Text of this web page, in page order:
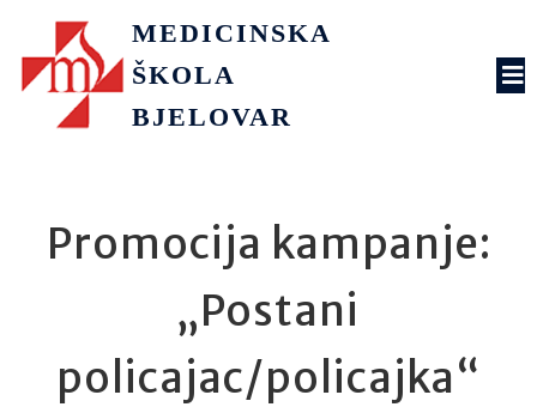
MEDICINSKA
ŠKOLA
BJELOVAR
Promocija kampanje:
„Postani
policajac/policajka“